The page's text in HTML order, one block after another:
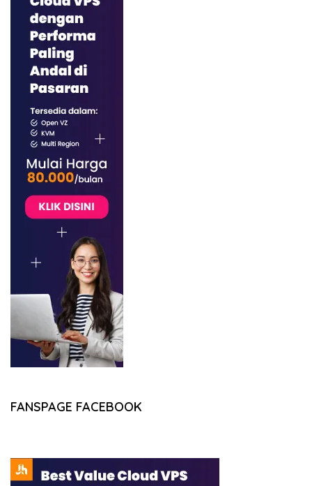
FANSPAGE FACEBOOK